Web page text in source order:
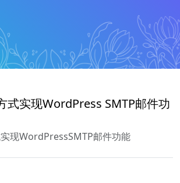
式实现WordPress SMTP邮件功
现WordPressSMTP邮件功能